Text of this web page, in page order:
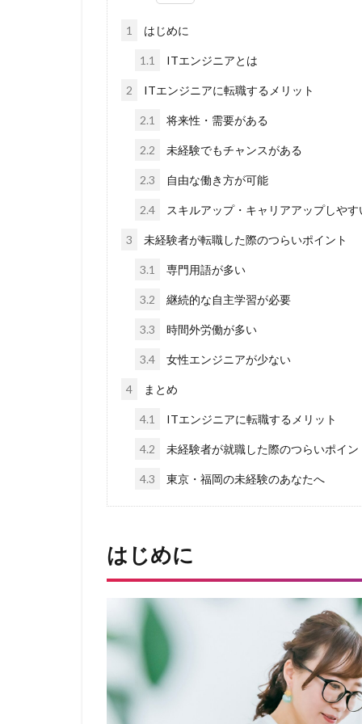
1 はじめに
1.1 ITエンジニアとは
2 ITエンジニアに転職するメリット
2.1 将来性・需要がある
2.2 未経験でもチャンスがある
2.3 自由な働き方が可能
2.4 スキルアップ・キャリアアップしやす
3 未経験者が転職した際のつらいポイント
3.1 専門用語が多い
3.2 継続的な自主学習が必要
3.3 時間外労働が多い
3.4 女性エンジニアが少ない
4 まとめ
4.1 ITエンジニアに転職するメリット
4.2 未経験者が就職した際のつらいポイン
4.3 東京・福岡の未経験のあなたへ
はじめに